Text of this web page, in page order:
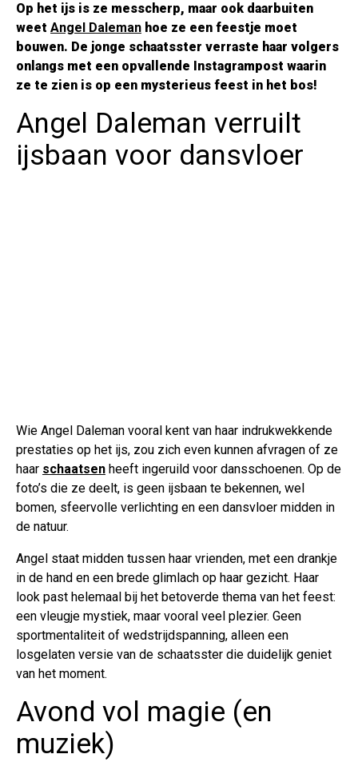
Op het ijs is ze messcherp, maar ook daarbuiten
weet Angel Daleman hoe ze een feestje moet
bouwen. De jonge schaatsster verraste haar volgers
onlangs met een opvallende Instagrampost waarin
ze te zien is op een mysterieus feest in het bos!
Angel Daleman verruilt
ijsbaan voor dansvloer
Wie Angel Daleman vooral kent van haar indrukwekkende
prestaties op het ijs, zou zich even kunnen afvragen of ze
haar schaatsen heeft ingeruild voor dansschoenen. Op de
foto’s die ze deelt, is geen ijsbaan te bekennen, wel
bomen, sfeervolle verlichting en een dansvloer midden in
de natuur.
Angel staat midden tussen haar vrienden, met een drankje
in de hand en een brede glimlach op haar gezicht. Haar
look past helemaal bij het betoverde thema van het feest:
een vleugje mystiek, maar vooral veel plezier. Geen
sportmentaliteit of wedstrijdspanning, alleen een
losgelaten versie van de schaatsster die duidelijk geniet
van het moment.
Avond vol magie (en
muziek)